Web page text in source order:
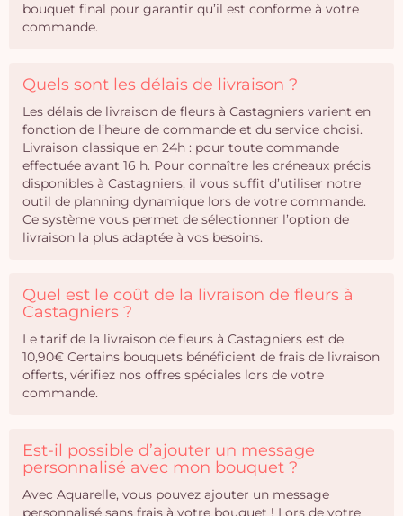
bouquet final pour garantir qu’il est conforme à votre
commande.
Quels sont les délais de livraison ?
Les délais de livraison de fleurs à Castagniers varient en
fonction de l’heure de commande et du service choisi.
Livraison classique en 24h : pour toute commande
effectuée avant 16 h. Pour connaître les créneaux précis
disponibles à Castagniers, il vous suffit d’utiliser notre
outil de planning dynamique lors de votre commande.
Ce système vous permet de sélectionner l’option de
livraison la plus adaptée à vos besoins.
Quel est le coût de la livraison de fleurs à
Castagniers ?
Le tarif de la livraison de fleurs à Castagniers est de
10,90€ Certains bouquets bénéficient de frais de livraison
offerts, vérifiez nos offres spéciales lors de votre
commande.
Est-il possible d’ajouter un message
personnalisé avec mon bouquet ?
Avec Aquarelle, vous pouvez ajouter un message
personnalisé sans frais à votre bouquet ! Lors de votre